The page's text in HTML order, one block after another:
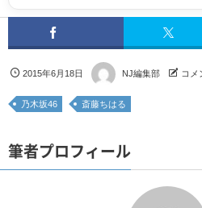
2015年6月18日 NJ編集部 コメ
乃木坂46 斎藤ちはる
筆者プロフィール